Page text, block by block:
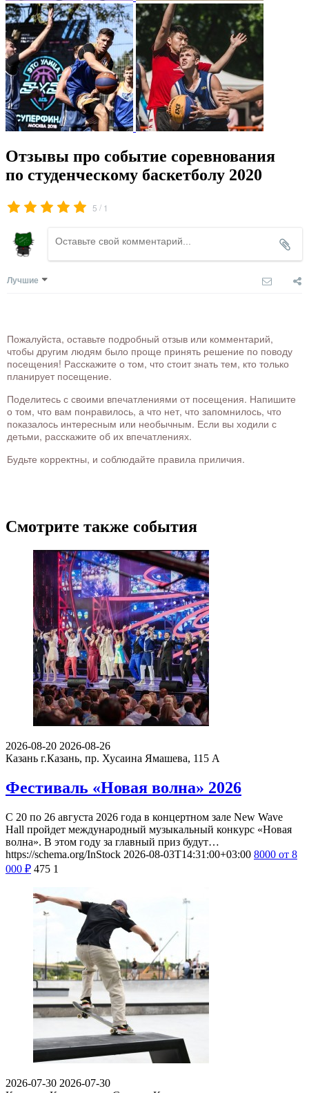
Отзывы про событие соревнования
по студенческому баскетболу 2020
5 / 1
Лучшие
Пожалуйста, оставьте подробный отзыв или комментарий,
чтобы другим людям было проще принять решение по поводу
посещения! Расскажите о том, что стоит знать тем, кто только
планирует посещение.
Поделитесь с своими впечатлениями от посещения. Напишите
о том, что вам понравилось, а что нет, что запомнилось, что
показалось интересным или необычным. Если вы ходили с
детьми, расскажите об их впечатлениях.
Будьте корректны, и соблюдайте правила приличия.
Смотрите также события
2026-08-20 2026-08-26
Казань г.Казань, пр. Хусаина Ямашева, 115 A
Фестиваль «Новая волна» 2026
С 20 по 26 августа 2026 года в концертном зале New Wave
Hall пройдет международный музыкальный конкурс «Новая
волна». В этом году за главный приз будут…
https://schema.org/InStock 2026-08-03T14:31:00+03:00 8000 от 8
000 ₽ 475 1
2026-07-30 2026-07-30